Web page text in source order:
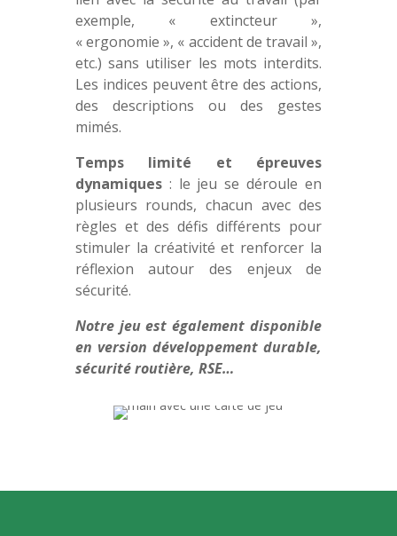
exemple, « extincteur »,
« ergonomie », « accident de travail »,
etc.) sans utiliser les mots interdits.
Les indices peuvent être des actions,
des descriptions ou des gestes
mimés.
Temps limité et épreuves
dynamiques: le jeu se déroule en
plusieurs rounds, chacun avec des
règles et des défis différents pour
stimuler la créativité et renforcer la
réflexion autour des enjeux de
sécurité.
Notre jeu est également disponible
en version développement durable,
sécurité routière, RSE…